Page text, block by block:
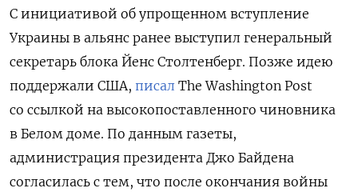
С инициативой об упрощенном вступление
Украины в альянс ранее выступил генеральный
секретарь блока Йенс Столтенберг. Позже идею
поддержали США, писал The Washington Post
со ссылкой на высокопоставленного чиновника
в Белом доме. По данным газеты,
администрация президента Джо Байдена
согласилась с тем, что после окончания войны